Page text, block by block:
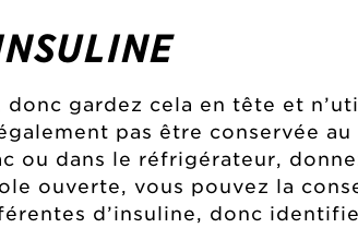
gardez cela en tête et
pas être conservée
ou dans le réfrigérateur,
ouverte, vous pouvez la
d’insuline, donc